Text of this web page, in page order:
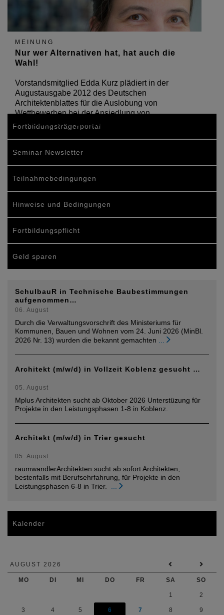
MEINUNG
Nur wer Alternativen hat, hat auch die
Wahl!
Vorstandsmitglied Edda Kurz plädiert in der
Augustausgabe 2012 des Deutschen
Architektenblattes für die Auslobung von
Wettbewerben bei der Ansiedlung von
innerstädtischen Einkaufszentren
Fortbildungsträgerportal
Seminar Newsletter
Teilnahmebedingungen
Hinweise und Bedingungen
Fortbildungspflicht
Geld sparen
SchulbauR in Technische Baubestimmungen
aufgenommen…
06. August
Durch die Verwaltungsvorschrift des Ministeriums für
Kommunen, Bauen und Wohnen vom 24. Juni 2026 (MinBl.
2026 Nr. 13) wurden die bekannt gemachten
Architekt (m/w/d) in Vollzeit Koblenz gesucht …
05. August
Mplus Architekten sucht ab Oktober 2026 Unterstüzung für
Projekte in den Leistungsphasen 1-8 in Koblenz.
Architekt (m/w/d) in Trier gesucht
05. August
raumwandlerArchitekten sucht ab sofort Architekten,
bestenfalls mit Berufsehrfahrung, für Projekte in den
Leistungsphasen 6-8 in Trier.
Kalender
AUGUST 2026
MO DI MI DO FR SA SO
1 2
3 4 5 6 7 8 9